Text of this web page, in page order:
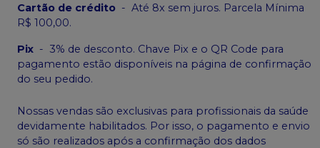
Cartão de crédito - Até 8x sem juros. Parcela Mínima
R$ 100,00.
Pix - 3% de desconto. Chave Pix e o QR Code para
pagamento estão disponíveis na página de confirmação
do seu pedido.
Nossas vendas são exclusivas para profissionais da saúde
devidamente habilitados. Por isso, o pagamento e envio
só são realizados após a confirmação dos dados